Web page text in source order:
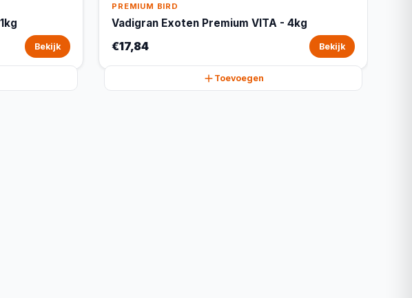
Bekijk
PREMIUM BIRD
Vadigran Exoten Premium VITA - 4kg
€17,84 Bekijk
Toevoegen